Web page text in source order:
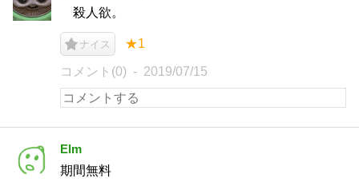
殺人欲。
ナイス ★1
コメント(0) 2019/07/15
Elm
期間無料